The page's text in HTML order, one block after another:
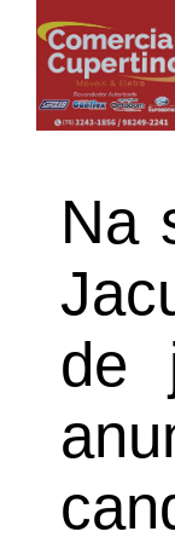
Na
de